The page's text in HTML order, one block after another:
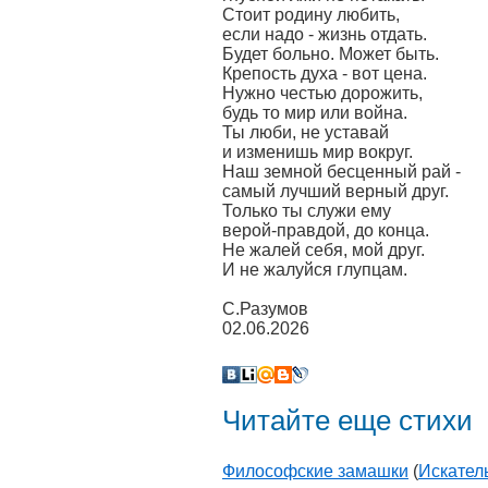
Стоит родину любить,
если надо - жизнь отдать.
Будет больно. Может быть.
Крепость духа - вот цена.
Нужно честью дорожить,
будь то мир или война.
Ты люби, не уставай
и изменишь мир вокруг.
Наш земной бесценный рай -
самый лучший верный друг.
Только ты служи ему
верой-правдой, до конца.
Не жалей себя, мой друг.
И не жалуйся глупцам.
С.Разумов
02.06.2026
Читайте еще стихи
Философские замашки (